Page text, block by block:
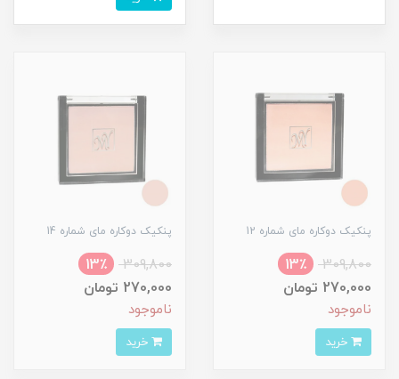
پنکیک دوکاره مای شماره 12
309,800
13٪
270,000 تومان
ناموجود
پنکیک دوکاره مای شماره 14
309,800
13٪
270,000 تومان
ناموجود